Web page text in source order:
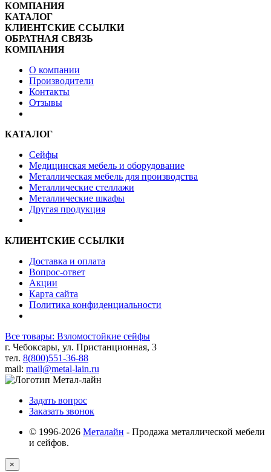
КОМПАНИЯ
КАТАЛОГ
КЛИЕНТСКИЕ ССЫЛКИ
ОБРАТНАЯ СВЯЗЬ
КОМПАНИЯ
О компании
Производители
Контакты
Отзывы
КАТАЛОГ
Сейфы
Медицинская мебель и оборудование
Металлическая мебель для производства
Металлические стеллажи
Металлические шкафы
Другая продукция
КЛИЕНТСКИЕ ССЫЛКИ
Доставка и оплата
Вопрос-ответ
Акции
Карта сайта
Политика конфиденциальности
Все товары: Взломостойкие сейфы
г. Чебоксары, ул. Пристанционная, 3
тел. 8(800)551-36-88
mail: mail@metal-lain.ru
Задать вопрос
Заказать звонок
© 1996-2026 Металайн - Продажа металлической мебели
и сейфов.
×